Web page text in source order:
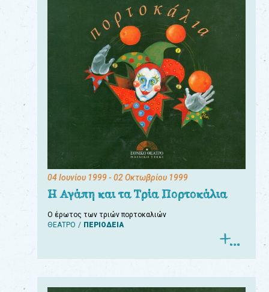
04 Ιουνίου 1999- 02 Οκτωβρίου 1999
Η Αγάπη και τα Τρία Πορτοκάλια
Ο έρωτος των τριών πορτοκαλιών
ΘΕΑΤΡΟ
ΠΕΡΙΟΔΕΙΑ